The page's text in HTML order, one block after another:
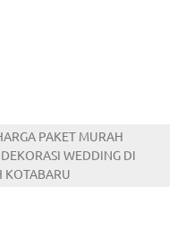
PAKET MURAH
WEDDING DI
KOTABARU